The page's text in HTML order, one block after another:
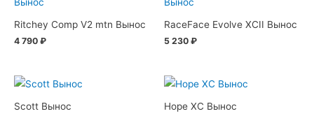
Ritchey Comp V2 mtn Вынос
4 790 ₽
RaceFace Evolve XCII Вынос
5 230 ₽
Scott Вынос Hope XC Вынос